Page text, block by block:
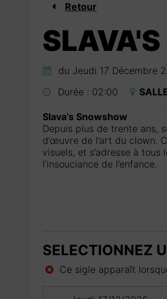
Retour
du Jeudi 17 Décembre
Durée : 02:00
Slava’s Snowshow
Depuis plus de trente ans,
d’œuvre de l’art du clown.
visuels, et s’adresse à
l’insouciance de l’enfance.
SELECTIONNEZ
Ce sigle apparaît